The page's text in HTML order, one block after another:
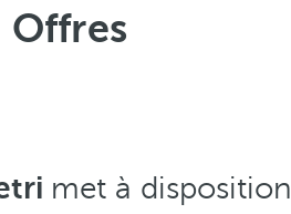
Offres
met à